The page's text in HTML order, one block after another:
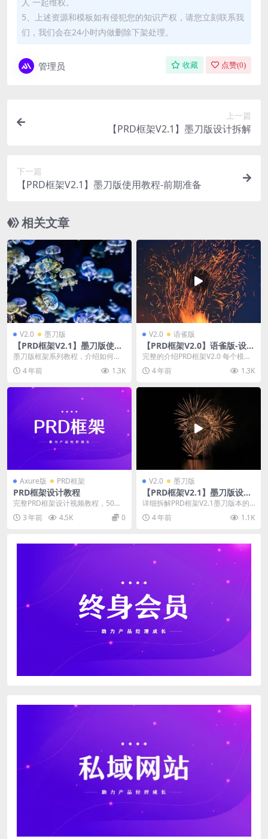
5、上述资源和模板如有侵犯您的知识产权，请您立刻联系我
们，我们会在24小时内做删除下架处理。
管理员 收藏 点赞(0)
上一篇
【PRD框架V2.1】墨刀版设计拆解
下一篇
【PRD框架V2.1】墨刀版使用教程-前期准备
相关文章
V2.0 墨刀版
【PRD框架V2.1】墨刀版使用
教程-文档结构化
墨刀版框架系列教程，介绍如何结
合语雀和墨刀搭建原型框架编写需
求文档 点击下面可以...
4 年前 1.3K
V2.0 语雀版
【PRD框架V2.0】语雀版-设计
思路讲解
完整的介绍PRD框架V2.0 每个模块
的功能特点以及设计逻辑 &n...
4 年前 1.3K
Axure版 PRD框架
PRD框架设计教程
完整PRD框架设计视频教程，50个
视频，总时长16个小时
3 年前 4.5K 0
V2.0 墨刀版
【PRD框架V2.1】墨刀版设计
拆解
详细拆解PRD框架V2.1墨刀版本的
功能特点和设计逻辑 &nbs...
4 年前 1.1K